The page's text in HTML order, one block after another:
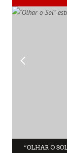
“OLHAR O